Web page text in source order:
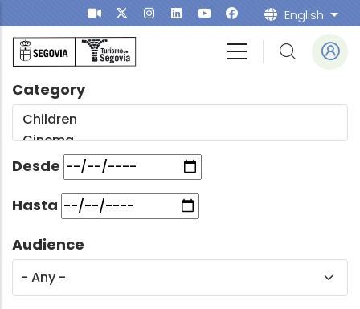
Skip to main content English List
Category
Desde
Hasta
Audience